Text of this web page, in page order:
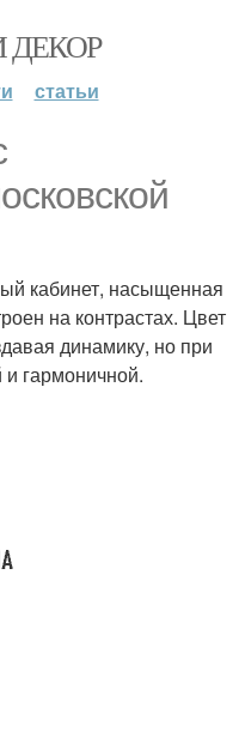
ДЕКОР
статьи
кабинет, насыщенная
на контрастах. Цвет
динамику, но при
и гармоничной.